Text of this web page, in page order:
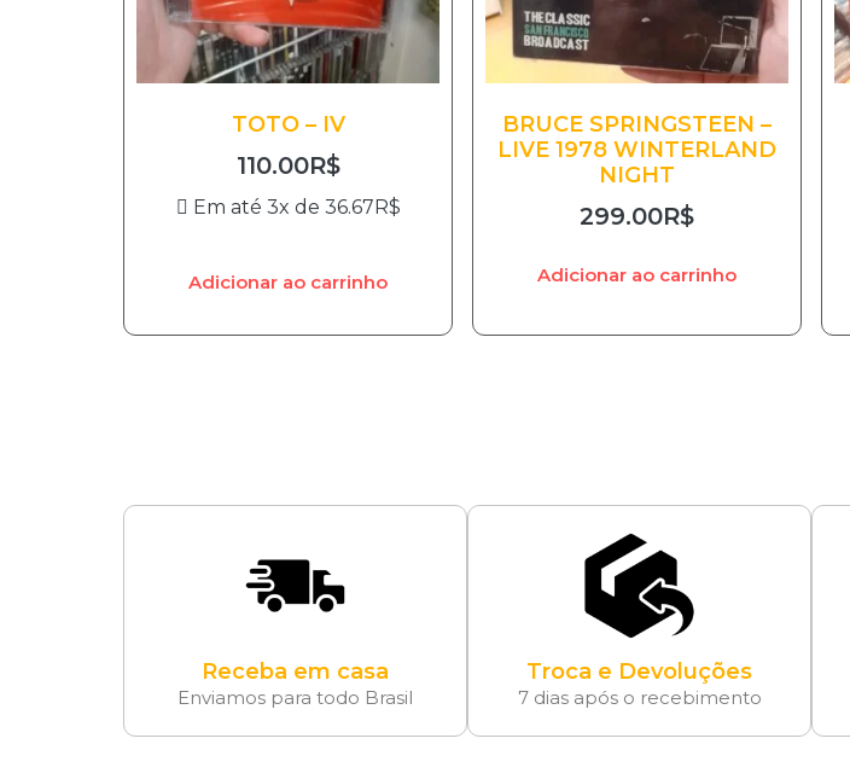
TOTO – IV
110.00R$
Em até 3x de 36.67 R$
Adicionar ao carrinho
BRUCE SPRINGSTEEN –
LIVE 1978 WINTERLAND
NIGHT
299.00R$
Adicionar ao carrinho
Receba em casa
Enviamos para todo Brasil
Troca e Devoluções
7 dias após o recebimento